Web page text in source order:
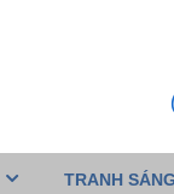
TRANH